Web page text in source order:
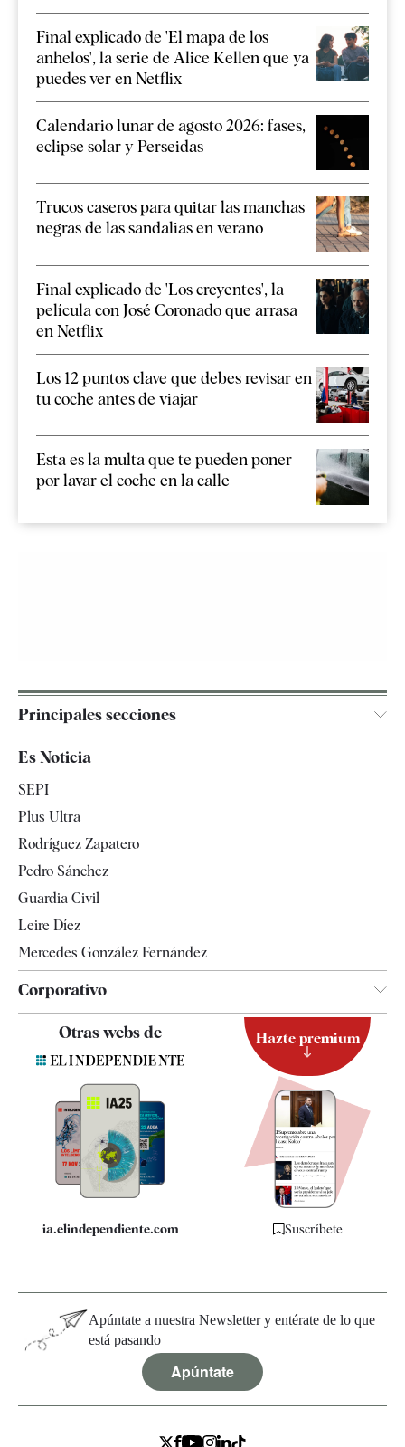
Final explicado de 'El mapa de los
anhelos', la serie de Alice Kellen que ya
puedes ver en Netflix
Calendario lunar de agosto 2026: fases,
eclipse solar y Perseidas
Trucos caseros para quitar las manchas
negras de las sandalias en verano
Final explicado de 'Los creyentes', la
película con José Coronado que arrasa
en Netflix
Los 12 puntos clave que debes revisar en
tu coche antes de viajar
Esta es la multa que te pueden poner
por lavar el coche en la calle
Principales secciones
España
Televisión
Es Noticia
SEPI
Plus Ultra
Rodríguez Zapatero
Pedro Sánchez
Guardia Civil
Leire Díez
Mercedes González Fernández
Corporativo
Contacto
Quiénes somos
Especificaciones
Otras webs de
ia.elindependiente.com
Hazte premium
Suscríbete
Apúntate a nuestra Newsletter y entérate de lo que
está pasando
Apúntate